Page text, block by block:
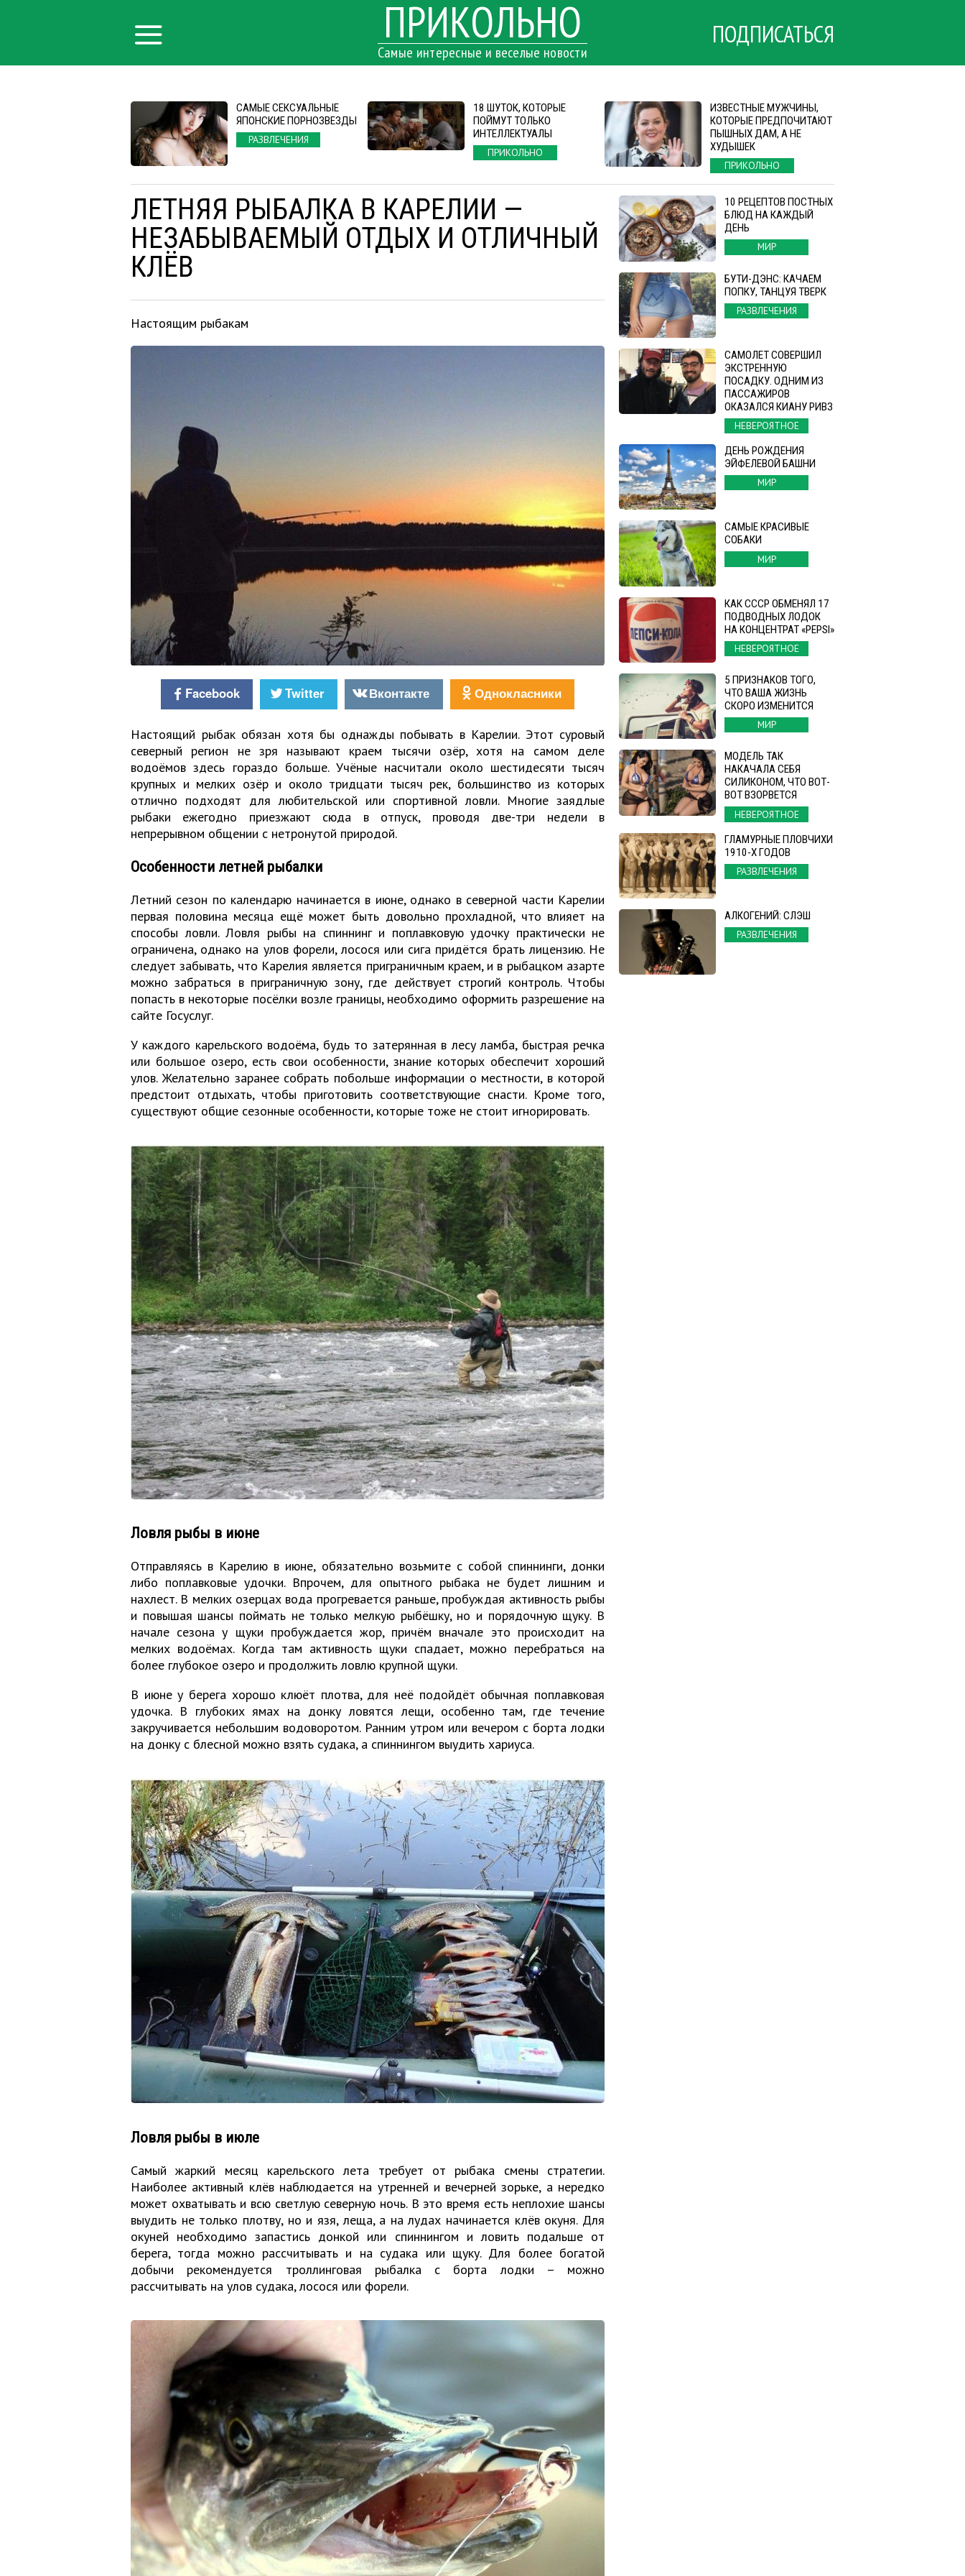
ПРИКОЛЬНО
Самые интересные и веселые новости
ПОДПИСАТЬСЯ
САМЫЕ СЕКСУАЛЬНЫЕ
ЯПОНСКИЕ ПОРНОЗВЕЗДЫ
РАЗВЛЕЧЕНИЯ
18 ШУТОК, КОТОРЫЕ
ПОЙМУТ ТОЛЬКО
ИНТЕЛЛЕКТУАЛЫ
ПРИКОЛЬНО
ИЗВЕСТНЫЕ МУЖЧИНЫ,
КОТОРЫЕ ПРЕДПОЧИТАЮТ
ПЫШНЫХ ДАМ, А НЕ
ХУДЫШЕК
ПРИКОЛЬНО
ЛЕТНЯЯ РЫБАЛКА В КАРЕЛИИ —
НЕЗАБЫВАЕМЫЙ ОТДЫХ И ОТЛИЧНЫЙ
КЛЁВ
Настоящим рыбакам
Facebook Twitter Вконтакте Однокласники
Настоящий рыбак обязан хотя бы однажды побывать в Карелии. Этот суровый
северный регион не зря называют краем тысячи озёр, хотя на самом деле
водоёмов здесь гораздо больше. Учёные насчитали около шестидесяти тысяч
крупных и мелких озёр и около тридцати тысяч рек, большинство из которых
отлично подходят для любительской или спортивной ловли. Многие заядлые
рыбаки ежегодно приезжают сюда в отпуск, проводя две-три недели в
непрерывном общении с нетронутой природой.
Особенности летней рыбалки
Летний сезон по календарю начинается в июне, однако в северной части Карелии
первая половина месяца ещё может быть довольно прохладной, что влияет на
способы ловли. Ловля рыбы на спиннинг и поплавковую удочку практически не
ограничена, однако на улов форели, лосося или сига придётся брать лицензию. Не
следует забывать, что Карелия является приграничным краем, и в рыбацком азарте
можно забраться в приграничную зону, где действует строгий контроль. Чтобы
попасть в некоторые посёлки возле границы, необходимо оформить разрешение на
сайте Госуслуг.
У каждого карельского водоёма, будь то затерянная в лесу ламба, быстрая речка
или большое озеро, есть свои особенности, знание которых обеспечит хороший
улов. Желательно заранее собрать побольше информации о местности, в которой
предстоит отдыхать, чтобы приготовить соответствующие снасти. Кроме того,
существуют общие сезонные особенности, которые тоже не стоит игнорировать.
Ловля рыбы в июне
Отправляясь в Карелию в июне, обязательно возьмите с собой спиннинги, донки
либо поплавковые удочки. Впрочем, для опытного рыбака не будет лишним и
нахлест. В мелких озерцах вода прогревается раньше, пробуждая активность рыбы
и повышая шансы поймать не только мелкую рыбёшку, но и порядочную щуку. В
начале сезона у щуки пробуждается жор, причём вначале это происходит на
мелких водоёмах. Когда там активность щуки спадает, можно перебраться на
более глубокое озеро и продолжить ловлю крупной щуки.
В июне у берега хорошо клюёт плотва, для неё подойдёт обычная поплавковая
удочка. В глубоких ямах на донку ловятся лещи, особенно там, где течение
закручивается небольшим водоворотом. Ранним утром или вечером с борта лодки
на донку с блесной можно взять судака, а спиннингом выудить хариуса.
Ловля рыбы в июле
Самый жаркий месяц карельского лета требует от рыбака смены стратегии.
Наиболее активный клёв наблюдается на утренней и вечерней зорьке, а нередко
может охватывать и всю светлую северную ночь. В это время есть неплохие шансы
выудить не только плотву, но и язя, леща, а на лудах начинается клёв окуня. Для
окуней необходимо запастись донкой или спиннингом и ловить подальше от
берега, тогда можно рассчитывать и на судака или щуку. Для более богатой
добычи рекомендуется троллинговая рыбалка с борта лодки – можно
рассчитывать на улов судака, лосося или форели.
10 РЕЦЕПТОВ ПОСТНЫХ
БЛЮД НА КАЖДЫЙ
ДЕНЬ
МИР
БУТИ-ДЭНС: КАЧАЕМ
ПОПКУ, ТАНЦУЯ ТВЕРК
РАЗВЛЕЧЕНИЯ
САМОЛЕТ СОВЕРШИЛ
ЭКСТРЕННУЮ
ПОСАДКУ. ОДНИМ ИЗ
ПАССАЖИРОВ
ОКАЗАЛСЯ КИАНУ РИВЗ
НЕВЕРОЯТНОЕ
ДЕНЬ РОЖДЕНИЯ
ЭЙФЕЛЕВОЙ БАШНИ
МИР
САМЫЕ КРАСИВЫЕ
СОБАКИ
МИР
КАК СССР ОБМЕНЯЛ 17
ПОДВОДНЫХ ЛОДОК
НА КОНЦЕНТРАТ «PEPSI»
НЕВЕРОЯТНОЕ
5 ПРИЗНАКОВ ТОГО,
ЧТО ВАША ЖИЗНЬ
СКОРО ИЗМЕНИТСЯ
МИР
МОДЕЛЬ ТАК
НАКАЧАЛА СЕБЯ
СИЛИКОНОМ, ЧТО ВОТ-
ВОТ ВЗОРВЕТСЯ
НЕВЕРОЯТНОЕ
ГЛАМУРНЫЕ ПЛОВЧИХИ
1910-Х ГОДОВ
РАЗВЛЕЧЕНИЯ
АЛКОГЕНИЙ: СЛЭШ
РАЗВЛЕЧЕНИЯ